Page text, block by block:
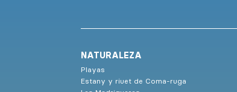
NATURALEZA
Playas
Estany y riuet de Coma-ruga